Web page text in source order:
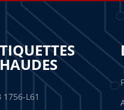
1756-L61